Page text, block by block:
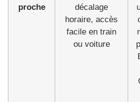
proche
décalage
horaire, accès
facile en train
ou voiture